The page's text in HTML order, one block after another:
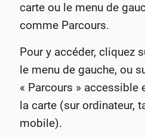
carte ou le menu de
comme Parcours.
Pour y accéder, cliquez
le menu de gauche, ou
« Parcours » accessible
la carte (sur ordinateur,
mobile).